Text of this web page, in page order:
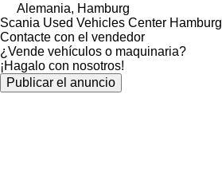
Alemania, Hamburg
Scania Used Vehicles Center Hamburg
Contacte con el vendedor
¿Vende vehículos o maquinaria?
¡Hagalo con nosotros!
Publicar el anuncio